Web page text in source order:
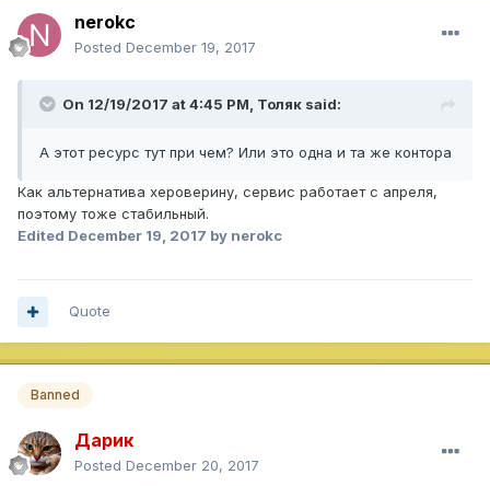
nerokc
Posted December 19, 2017
On 12/19/2017 at 4:45 PM, Толяк said:
А этот ресурс тут при чем? Или это одна и та же контора
Как альтернатива хероверину, сервис работает с апреля,
поэтому тоже стабильный.
Edited December 19, 2017 by nerokc
Quote
Banned
Дарик
Posted December 20, 2017